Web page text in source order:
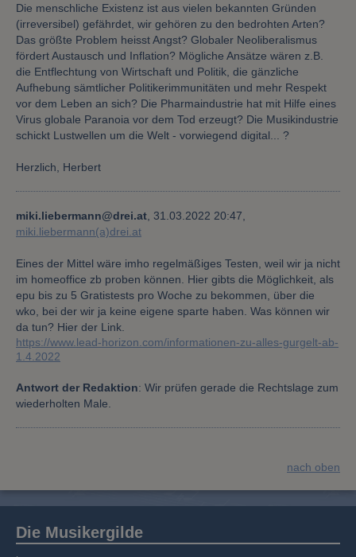
Die menschliche Existenz ist aus vielen bekannten Gründen
(irreversibel) gefährdet, wir gehören zu den bedrohten Arten?
Das größte Problem heisst Angst? Globaler Neoliberalismus
fördert Austausch und Inflation? Mögliche Ansätze wären z.B.
die Entflechtung von Wirtschaft und Politik, die gänzliche
Aufhebung sämtlicher Politikerimmunitäten und mehr Respekt
vor dem Leben an sich? Die Pharmaindustrie hat mit Hilfe eines
Virus globale Paranoia vor dem Tod erzeugt? Die Musikindustrie
schickt Lustwellen um die Welt - vorwiegend digital... ?
Herzlich, Herbert
miki.liebermann@drei.at 31.03.2022 20:47,
miki.liebermann(a)drei.at
Eines der Mittel wäre imho regelmäßiges Testen, weil wir ja nicht
im homeoffice zb proben können. Hier gibts die Möglichkeit, als
epu bis zu 5 Gratistests pro Woche zu bekommen, über die
wko, bei der wir ja keine eigene sparte haben. Was können wir
da tun? Hier der Link.
https://www.lead-horizon.com/informationen-zu-alles-gurgelt-ab-
1.4.2022
Antwort der Redaktion: Wir prüfen gerade die Rechtslage zum
wiederholten Male.
nach oben
Die Musikergilde